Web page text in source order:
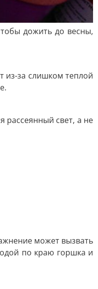
дожить до весны,
из-за слишком теплой
рассеянный свет, а не
может вызвать
по краю горшка и